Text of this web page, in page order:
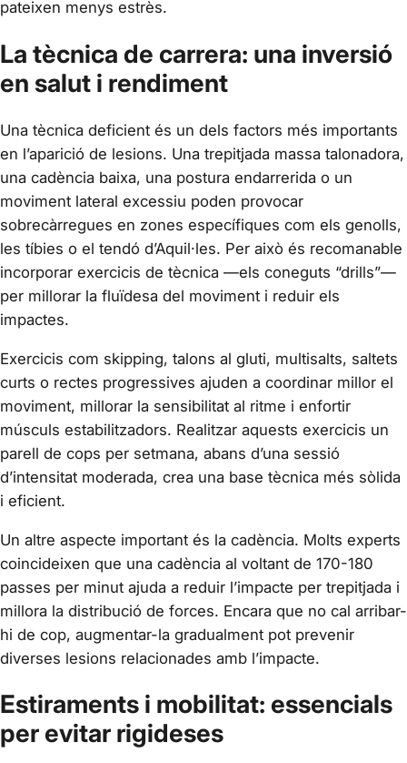
pateixen menys estrès.
La tècnica de carrera: una inversió
en salut i rendiment
Una tècnica deficient és un dels factors més importants
en l’aparició de lesions. Una trepitjada massa talonadora,
una cadència baixa, una postura endarrerida o un
moviment lateral excessiu poden provocar
sobrecàrregues en zones específiques com els genolls,
les tíbies o el tendó d’Aquil·les. Per això és recomanable
incorporar exercicis de tècnica —els coneguts “drills”—
per millorar la fluïdesa del moviment i reduir els
impactes.
Exercicis com skipping, talons al gluti, multisalts, saltets
curts o rectes progressives ajuden a coordinar millor el
moviment, millorar la sensibilitat al ritme i enfortir
músculs estabilitzadors. Realitzar aquests exercicis un
parell de cops per setmana, abans d’una sessió
d’intensitat moderada, crea una base tècnica més sòlida
i eficient.
Un altre aspecte important és la cadència. Molts experts
coincideixen que una cadència al voltant de 170-180
passes per minut ajuda a reduir l’impacte per trepitjada i
millora la distribució de forces. Encara que no cal arribar-
hi de cop, augmentar-la gradualment pot prevenir
diverses lesions relacionades amb l’impacte.
Estiraments i mobilitat: essencials
per evitar rigideses